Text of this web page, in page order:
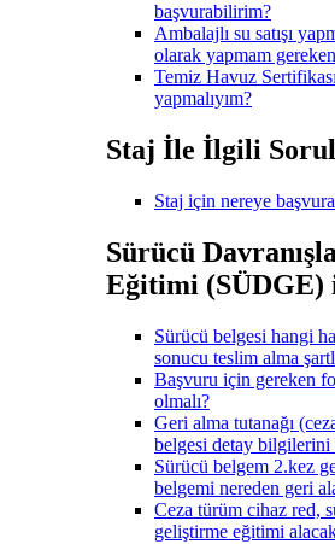
başvurabilirim?
Ambalajlı su satışı
olarak yapmam
Temiz Havuz
yapmalıyım?
Staj İle İlgili
Staj için nereye
Sürücü
Eğitimi
Sürücü belgesi hangi
sonucu teslim alma
Başvuru için gereken
olmalı?
Geri alma tutanağı
belgesi detay
Sürücü belgem 2.kez
belgemi nereden geri
Ceza türüm cihaz red,
geliştirme eğitimi